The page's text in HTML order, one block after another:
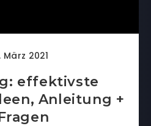
März 2021
effektivste
Anleitung +